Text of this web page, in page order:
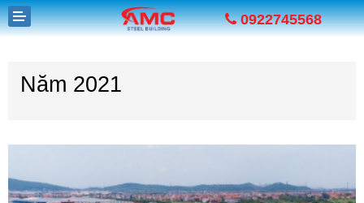
SẢN PHẨM
0922745568
Năm 2021